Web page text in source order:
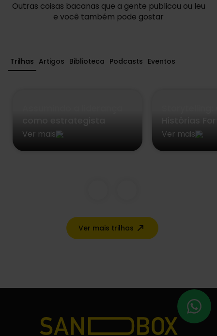
Outras coisas bacanas que a gente publicou ou leu
e você também pode gostar
Trilhas Artigos Biblioteca Podcasts Eventos
Ver mais Ver mais
Ver mais trilhas